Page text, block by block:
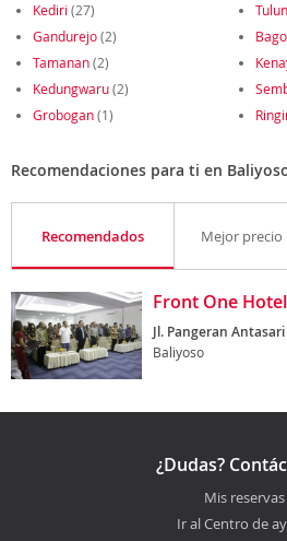
Kediri (27)
Gandurejo(2) Bago
Tamanan(2)
Kedungwaru(2)
Grobogan(1)
Recomendaciones para ti en
Recomendados Mejor precio
Front One
Jl. Pangeran
Baliyoso
¿Dudas?
Mis reservas
Ir al Centro de